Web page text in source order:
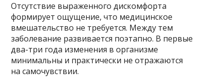
Отсутствие выраженного дискомфорта
формирует ощущение, что медицинское
вмешательство не требуется. Между тем
заболевание развивается поэтапно. В первые
два-три года изменения в организме
минимальны и практически не отражаются
на самочувствии.